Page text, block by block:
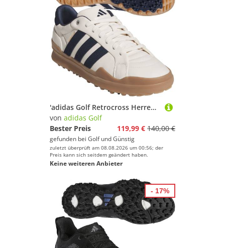
'adidas Golf Retrocross Herren Golfschuh beige/navy'
von adidas Golf
Bester Preis
119,99 € 140,00 €
gefunden bei Golf und Günstig
zuletzt überprüft am 08.08.2026 um 00:56; der
Preis kann sich seitdem geändert haben.
Keine weiteren Anbieter
- 17%